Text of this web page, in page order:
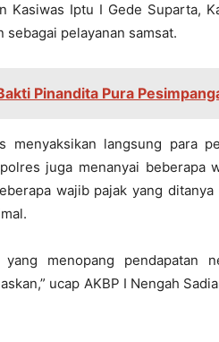
Kasiwas Iptu I Gede Suparta,
pelayanan samsat.
Pinandita Pura
menyaksikan langsung para
juga menanyai beberapa
wajib pajak yang ditanya
menopang pendapatan
ucap AKBP I Nengah